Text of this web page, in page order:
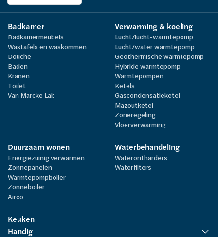
Badkamer
Badkamermeubels
Wastafels en waskommen
Douche
Baden
Kranen
Toilet
Van Marcke Lab
Verwarming & koeling
Lucht/lucht-warmtepomp
Lucht/water warmtepomp
Geothermische warmtepomp
Hybride warmtepomp
Warmtepompen
Ketels
Gascondensatieketel
Mazoutketel
Zoneregeling
Vloerverwarming
Duurzaam wonen
Energiezuinig verwarmen
Zonnepanelen
Warmtepompboiler
Zonneboiler
Airco
Waterbehandeling
Waterontharders
Waterfilters
Keuken
Handig